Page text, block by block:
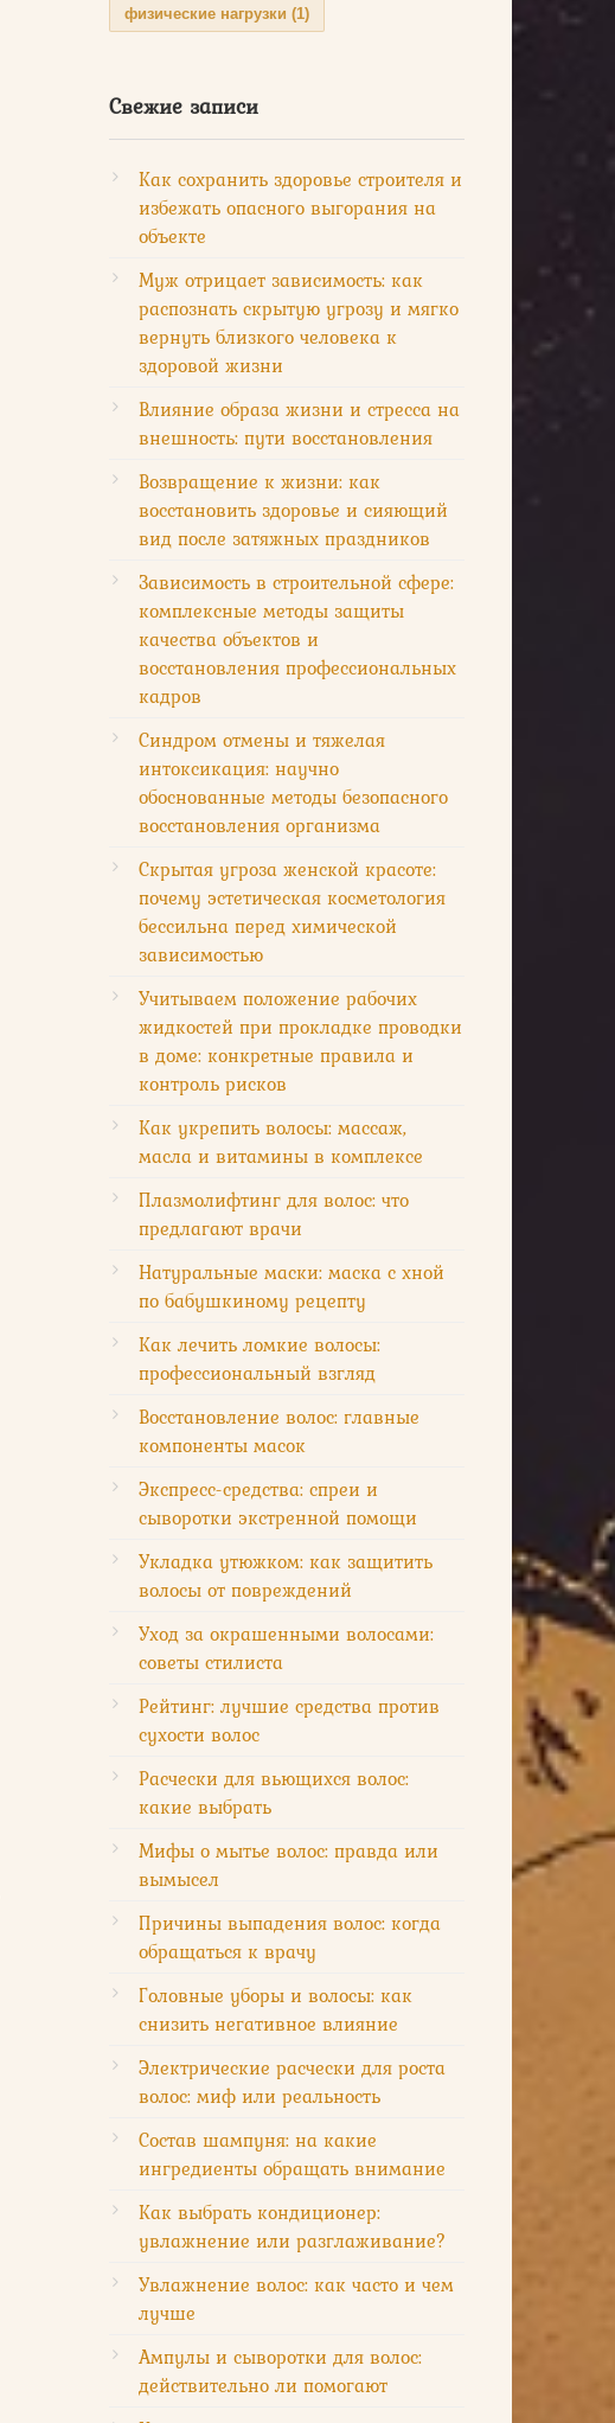
физические нагрузки (1)
Свежие записи
Как сохранить здоровье строителя и
избежать опасного выгорания на
объекте
Муж отрицает зависимость: как
распознать скрытую угрозу и мягко
вернуть близкого человека к
здоровой жизни
Влияние образа жизни и стресса на
внешность: пути восстановления
Возвращение к жизни: как
восстановить здоровье и сияющий
вид после затяжных праздников
Зависимость в строительной сфере:
комплексные методы защиты
качества объектов и
восстановления профессиональных
кадров
Синдром отмены и тяжелая
интоксикация: научно
обоснованные методы безопасного
восстановления организма
Скрытая угроза женской красоте:
почему эстетическая косметология
бессильна перед химической
зависимостью
Учитываем положение рабочих
жидкостей при прокладке проводки
в доме: конкретные правила и
контроль рисков
Как укрепить волосы: массаж,
масла и витамины в комплексе
Плазмолифтинг для волос: что
предлагают врачи
Натуральные маски: маска с хной
по бабушкиному рецепту
Как лечить ломкие волосы:
профессиональный взгляд
Восстановление волос: главные
компоненты масок
Экспресс-средства: спреи и
сыворотки экстренной помощи
Укладка утюжком: как защитить
волосы от повреждений
Уход за окрашенными волосами:
советы стилиста
Рейтинг: лучшие средства против
сухости волос
Расчески для вьющихся волос:
какие выбрать
Мифы о мытье волос: правда или
вымысел
Причины выпадения волос: когда
обращаться к врачу
Головные уборы и волосы: как
снизить негативное влияние
Электрические расчески для роста
волос: миф или реальность
Состав шампуня: на какие
ингредиенты обращать внимание
Как выбрать кондиционер:
увлажнение или разглаживание?
Увлажнение волос: как часто и чем
лучше
Ампулы и сыворотки для волос:
действительно ли помогают